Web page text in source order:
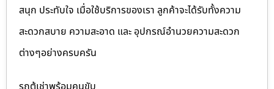
สนุก ประทับใจ เมื่อใช้บริการของเรา ลูกค้าจะได้รับทั้งความ
สะดวกสบาย ความสะอาด และ อุปกรณ์อำนวยความสะดวก
ต่างๆอย่างครบครัน